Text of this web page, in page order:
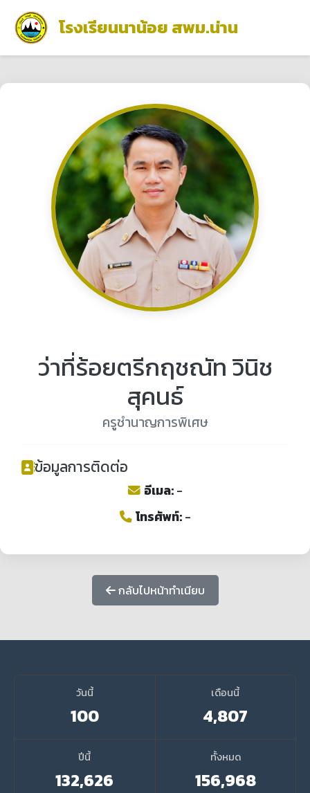
โรงเรียนนาน้อย สพม.น่าน
ว่าที่ร้อยตรีกฤชณัท วินิช
สุคนธ์
ครูชำนาญการพิเศษ
ข้อมูลการติดต่อ
อีเมล:-
โทรศัพท์:-
กลับไปหน้าทำเนียบ
วันนี้
100
เดือนนี้
4,807
ปีนี้
132,626
ทั้งหมด
156,968